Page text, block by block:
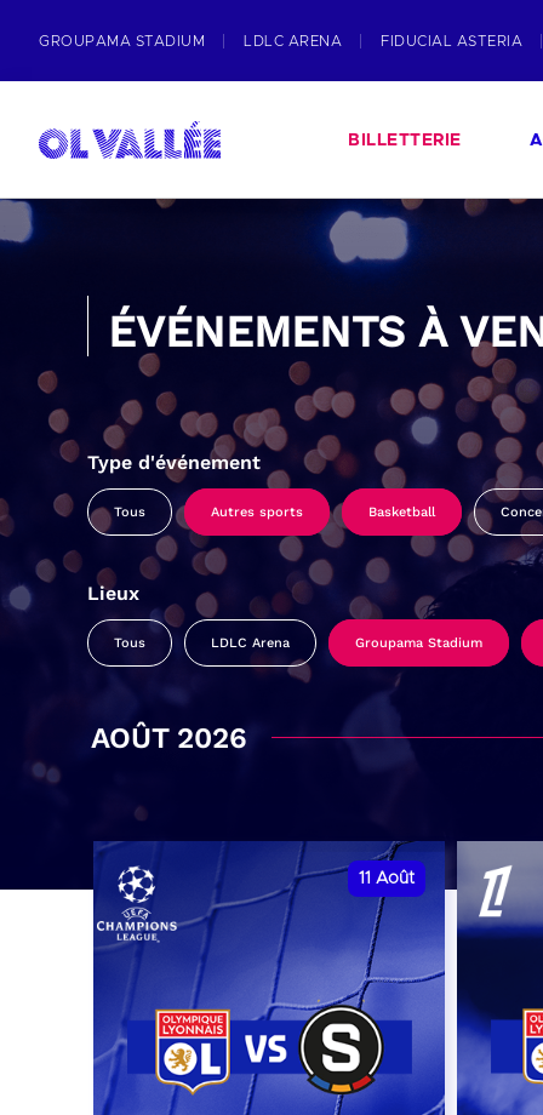
GROUPAMA STADIUM LDLC ARENA FIDUCIAL ASTERIA
BILLETTERIE
ÉVÉNEMENTS À
Type d'événement
Tous Autres sports Basketball
Lieux
Tous LDLC Arena Groupama Stadium
AOÛT 2026
11 Août